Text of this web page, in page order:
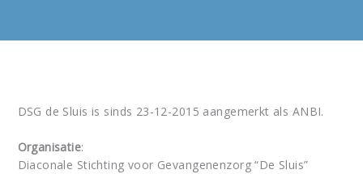
DSG de Sluis is sinds 23-12-2015 aangemerkt als ANBI.
Organisatie:
Diaconale Stichting voor Gevangenenzorg “De Sluis”